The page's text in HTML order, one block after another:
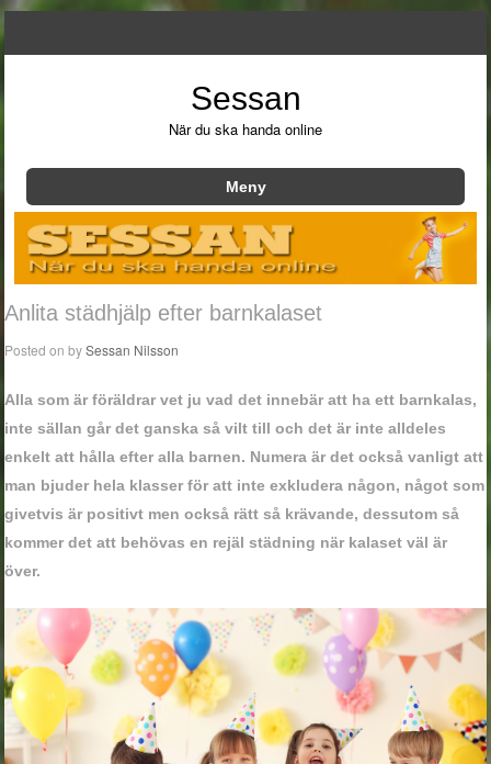
Sessan
När du ska handa online
Meny
Hoppa till innehåll
Anlita städhjälp efter barnkalaset
Posted onbySessan Nilsson
Alla som är föräldrar vet ju vad det innebär att ha ett barnkalas,
inte sällan går det ganska så vilt till och det är inte alldeles
enkelt att hålla efter alla barnen. Numera är det också vanligt att
man bjuder hela klasser för att inte exkludera någon, något som
givetvis är positivt men också rätt så krävande, dessutom så
kommer det att behövas en rejäl städning när kalaset väl är
över.